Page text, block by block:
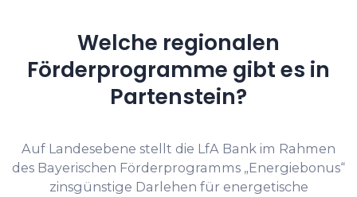
Welche regionalen
Förderprogramme gibt es in
Partenstein?
Auf Landesebene stellt die LfA Bank im Rahmen
des Bayerischen Förderprogramms „Energiebonus“
zinsgünstige Darlehen für energetische